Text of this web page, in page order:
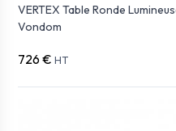
VERTEX Table Ronde
Vondom
726 € HT